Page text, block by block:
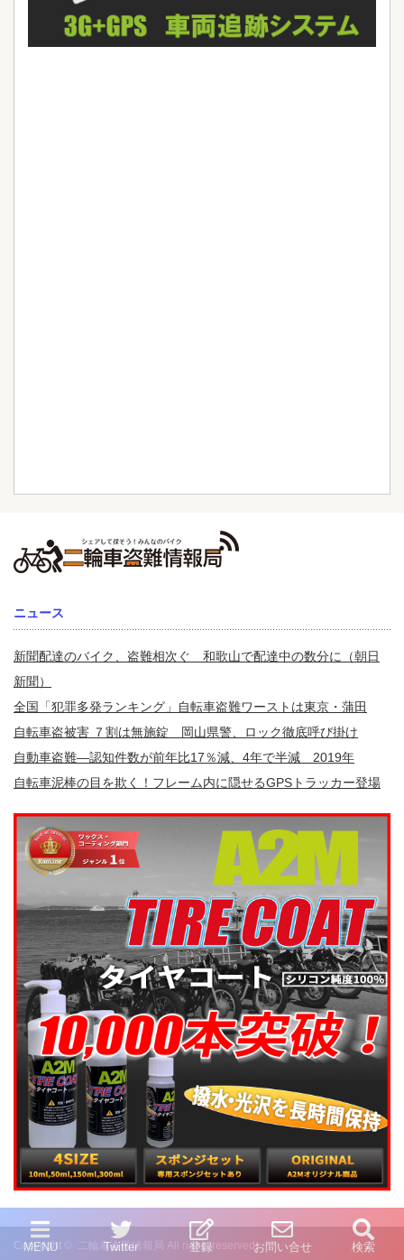
ニュース
新聞配達のバイク、盗難相次ぐ 和歌山で配達中の数分に（朝日
新聞）
全国「犯罪多発ランキング」自転車盗難ワーストは東京・蒲田
自転車盗被害 ７割は無施錠 岡山県警、ロック徹底呼び掛け
自動車盗難—認知件数が前年比17％減、4年で半減 2019年
自転車泥棒の目を欺く！フレーム内に隠せるGPSトラッカー登場
Copyright © 二輪車盗難情報局 All rights reserved.
MENU Twitter 登録 お問い合せ 検索